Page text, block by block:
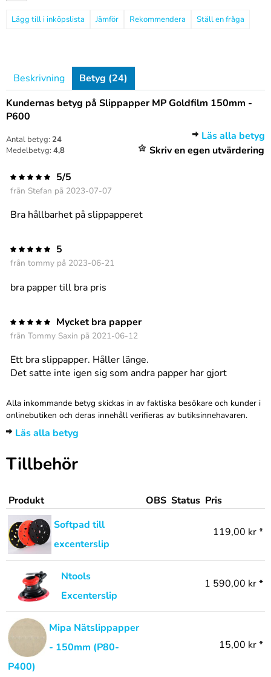
Jämför Rekommendera Ställ en fråga
Beskrivning
Betyg (24)
Kundernas betyg på Slippapper MP Goldfilm 150mm -
P600
Antal betyg: 24
Medelbetyg: 4,8
Läs alla betyg
Skriv en egen utvärdering
5/5
från Stefan på 2023-07-07
Bra hållbarhet på slippapperet
5
från tommy på 2023-06-21
bra papper till bra pris
Mycket bra papper
från Tommy Saxin på 2021-06-12
Ett bra slippapper. Håller länge.
Det satte inte igen sig som andra papper har gjort
Alla inkommande betyg skickas in av faktiska besökare och kunder i
onlinebutiken och deras innehåll verifieras av butiksinnehavaren.
Läs alla betyg
Tillbehör
Produkt OBS Status Pris
Softpad till
excenterslip
119,00 kr *
Ntools
Excenterslip
1 590,00 kr *
Mipa Nätslippapper
- 150mm (P80-
P400)
15,00 kr *